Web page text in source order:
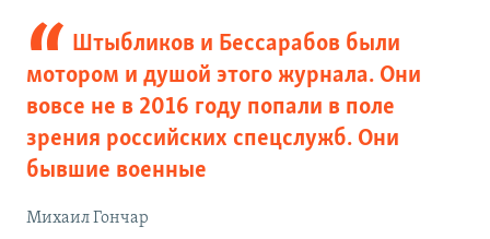
Штыбликов и Бессарабов были
мотором и душой этого журнала. Они
вовсе не в 2016 году попали в поле
зрения российских спецслужб. Они
бывшие военные
Михаил Гончар